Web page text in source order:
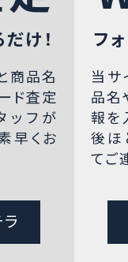
け！
商品名
ド査定
ッフが
早くお
フ
当サ
品名
報を
後ほ
てご